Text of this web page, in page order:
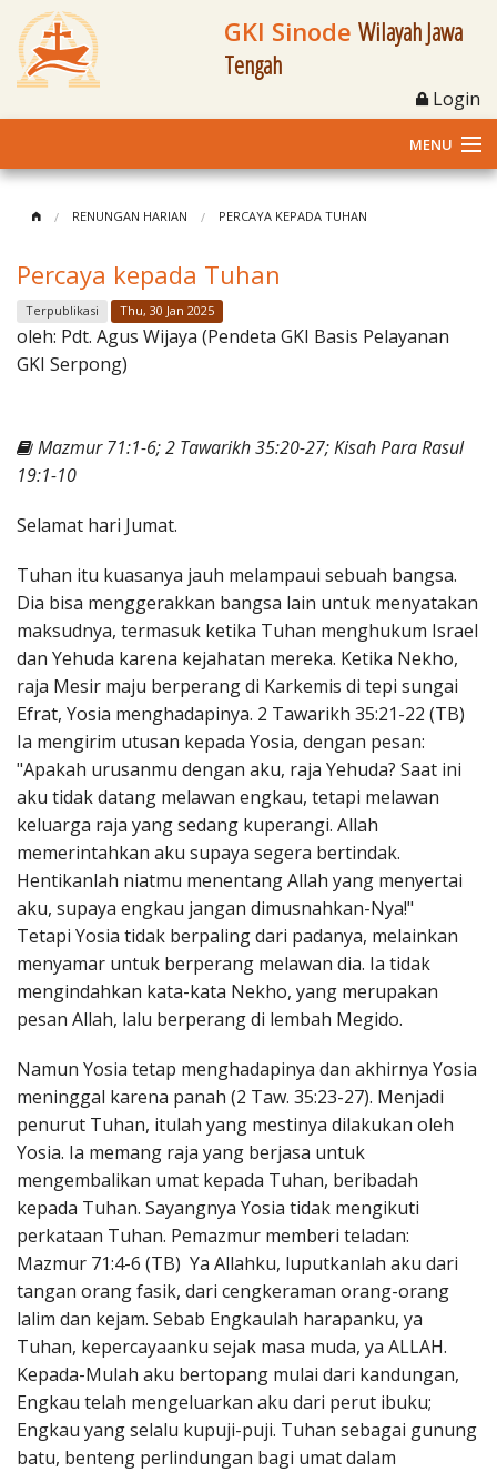
GKI Sinode Wilayah Jawa
Tengah
Login
MENU
Klasis dan Jemaat
Berita Kegiatan
Materi
Penerbitan
RENUNGAN HARIAN PERCAYA KEPADA TUHAN
Percaya kepada Tuhan
Terpublikasi Thu, 30 Jan 2025
oleh: Pdt. Agus Wijaya (Pendeta GKI Basis Pelayanan
GKI Serpong)
Mazmur 71:1-6; 2 Tawarikh 35:20-27; Kisah Para Rasul
19:1-10
Selamat hari Jumat.
Tuhan itu kuasanya jauh melampaui sebuah bangsa.
Dia bisa menggerakkan bangsa lain untuk menyatakan
maksudnya, termasuk ketika Tuhan menghukum Israel
dan Yehuda karena kejahatan mereka. Ketika Nekho,
raja Mesir maju berperang di Karkemis di tepi sungai
Efrat, Yosia menghadapinya. 2 Tawarikh 35:21-22 (TB)
Ia mengirim utusan kepada Yosia, dengan pesan:
"Apakah urusanmu dengan aku, raja Yehuda? Saat ini
aku tidak datang melawan engkau, tetapi melawan
keluarga raja yang sedang kuperangi. Allah
memerintahkan aku supaya segera bertindak.
Hentikanlah niatmu menentang Allah yang menyertai
aku, supaya engkau jangan dimusnahkan-Nya!"
Tetapi Yosia tidak berpaling dari padanya, melainkan
menyamar untuk berperang melawan dia. Ia tidak
mengindahkan kata-kata Nekho, yang merupakan
pesan Allah, lalu berperang di lembah Megido.
Namun Yosia tetap menghadapinya dan akhirnya Yosia
meninggal karena panah (2 Taw. 35:23-27). Menjadi
penurut Tuhan, itulah yang mestinya dilakukan oleh
Yosia. Ia memang raja yang berjasa untuk
mengembalikan umat kepada Tuhan, beribadah
kepada Tuhan. Sayangnya Yosia tidak mengikuti
perkataan Tuhan. Pemazmur memberi teladan:
Mazmur 71:4-6 (TB) Ya Allahku, luputkanlah aku dari
tangan orang fasik, dari cengkeraman orang-orang
lalim dan kejam. Sebab Engkaulah harapanku, ya
Tuhan, kepercayaanku sejak masa muda, ya ALLAH.
Kepada-Mulah aku bertopang mulai dari kandungan,
Engkau telah mengeluarkan aku dari perut ibuku;
Engkau yang selalu kupuji-puji. Tuhan sebagai gunung
batu, benteng perlindungan bagi umat dalam